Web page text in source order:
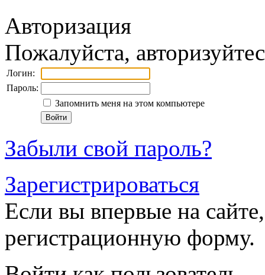
Авторизация
Пожалуйста,
Логин:
Пароль:
Запомнить меня на этом компьютере
Забыли свой пароль?
Зарегистрироваться
Если вы впервые на
регистрационную форму.